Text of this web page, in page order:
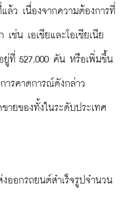
ล้ว เนื่องจากความต้องการที่
ช่น เอเชียและโอเชียเนีย
ยู่ที่ 527,000 คัน หรือเพิ่มขึ้น
ารคาดการณ์ดังกล่าว
ายของทั้งในระดับประเทศ
ออกรถยนต์สำเร็จรูปจำนวน